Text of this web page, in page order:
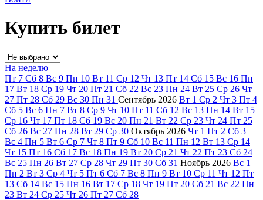
Купить билет
На неделю
Пт 7 Сб 8 Вс 9 Пн 10 Вт 11 Ср 12 Чт 13 Пт 14 Сб 15 Вс 16 Пн
17 Вт 18 Ср 19 Чт 20 Пт 21 Сб 22 Вс 23 Пн 24 Вт 25 Ср 26 Чт
27 Пт 28 Сб 29 Вс 30 Пн 31 Сентябрь 2026 Вт 1 Ср 2 Чт 3 Пт 4
Сб 5 Вс 6 Пн 7 Вт 8 Ср 9 Чт 10 Пт 11 Сб 12 Вс 13 Пн 14 Вт 15
Ср 16 Чт 17 Пт 18 Сб 19 Вс 20 Пн 21 Вт 22 Ср 23 Чт 24 Пт 25
Сб 26 Вс 27 Пн 28 Вт 29 Ср 30 Октябрь 2026 Чт 1 Пт 2 Сб 3
Вс 4 Пн 5 Вт 6 Ср 7 Чт 8 Пт 9 Сб 10 Вс 11 Пн 12 Вт 13 Ср 14
Чт 15 Пт 16 Сб 17 Вс 18 Пн 19 Вт 20 Ср 21 Чт 22 Пт 23 Сб 24
Вс 25 Пн 26 Вт 27 Ср 28 Чт 29 Пт 30 Сб 31 Ноябрь 2026 Вс 1
Пн 2 Вт 3 Ср 4 Чт 5 Пт 6 Сб 7 Вс 8 Пн 9 Вт 10 Ср 11 Чт 12 Пт
13 Сб 14 Вс 15 Пн 16 Вт 17 Ср 18 Чт 19 Пт 20 Сб 21 Вс 22 Пн
23 Вт 24 Ср 25 Чт 26 Пт 27 Сб 28